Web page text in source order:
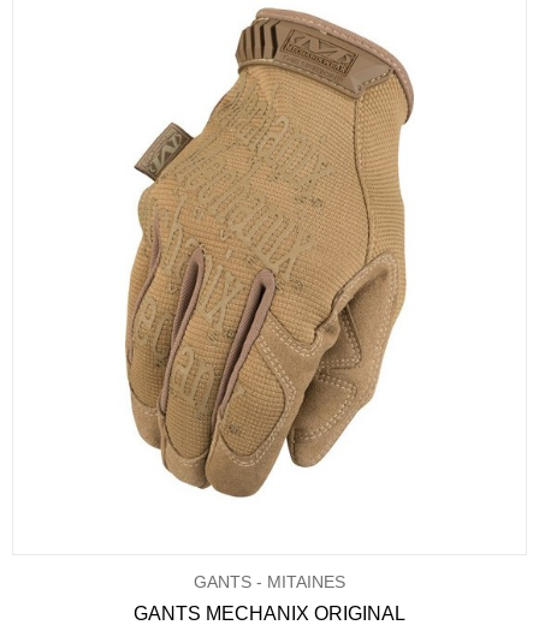
GANTS - MITAINES
GANTS MECHANIX ORIGINAL